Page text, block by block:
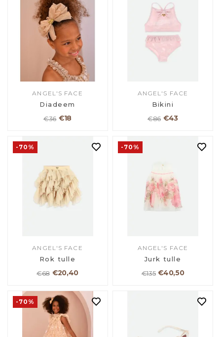
ANGEL'S FACE
Diadeem
€36 €18
ANGEL'S FACE
Bikini
€86 €43
-70%
ANGEL'S FACE
Rok tulle
€68 €20,40
-70%
ANGEL'S FACE
Jurk tulle
€135 €40,50
-70%